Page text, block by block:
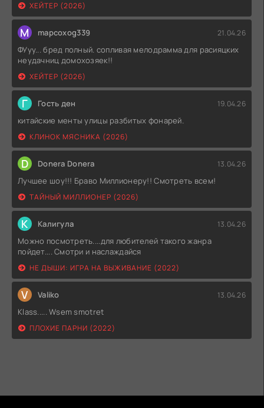
ХЕЙТЕР (2026)
M mapcoxog339 21.04.26
ФУуу... бред полный. сопливая мелодрамма для расияцких
неудачниц домохозяек!!
ХЕЙТЕР (2026)
Г Гость ден 19.04.26
китайские менты улицы разбитых фонарей.
КЛИНОК МЯСНИКА (2026)
D Donera Donera 13.04.26
Лучшее шоу!!! Браво Миллионеру!! Смотреть всем!
ТАЙНЫЙ МИЛЛИОНЕР (2026)
К Калигула 13.04.26
Можно посмотреть....для любителей такого жанра
пойдет.... Смотри и наслаждайся
НЕ ДЫШИ: ИГРА НА ВЫЖИВАНИЕ (2022)
V Valiko 13.04.26
Klass..... Wsem smotret
ПЛОХИЕ ПАРНИ (2022)